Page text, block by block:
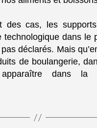
des cas, les supports
technologique dans le
déclarés. Mais
de boulangerie,
apparaître dans la